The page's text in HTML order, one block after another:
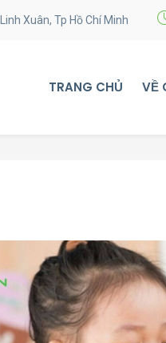
Xuân, Tp Hồ Chí Minh
TRANG CHỦ VỀ